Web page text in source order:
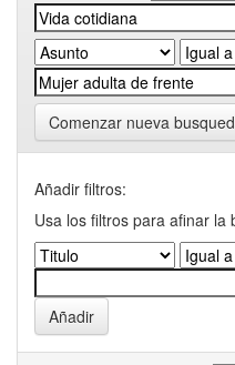
Comenzar nueva
Añadir filtros:
Usa los filtros para afinar la